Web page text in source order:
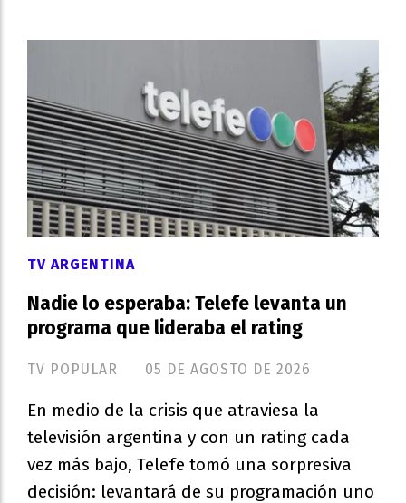
Nadie lo esperaba: Telefe levanta un
programa que lideraba el rating
TV POPULAR
TV ARGENTINA
05 DE AGOSTO DE 2026
En medio de la crisis que atraviesa la
televisión argentina y con un rating cada
vez más bajo, Telefe tomó una sorpresiva
decisión: levantará de su programación uno